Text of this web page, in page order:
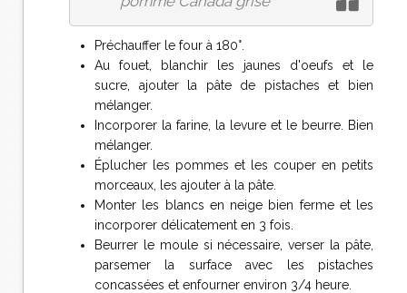
Préchauffer le four à 180°.
Au fouet, blanchir les jaunes d'oeufs et le
sucre, ajouter la pâte de pistaches et bien
mélanger.
Incorporer la farine, la levure et le beurre. Bien
mélanger.
Éplucher les pommes et les couper en petits
morceaux, les ajouter à la pâte.
Monter les blancs en neige bien ferme et les
incorporer délicatement en 3 fois.
Beurrer le moule si nécessaire, verser la pâte,
parsemer la surface avec les pistaches
concassées et enfourner environ 3/4 heure.